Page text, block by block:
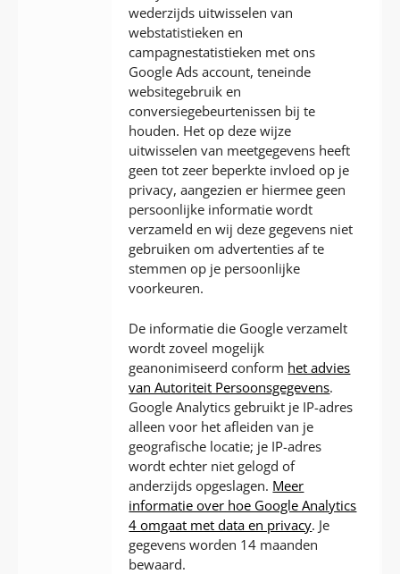
wederzijds uitwisselen van
webstatistieken en
campagnestatistieken met ons
Google Ads account, teneinde
websitegebruik en
conversiegebeurtenissen bij te
houden. Het op deze wijze
uitwisselen van meetgegevens heeft
geen tot zeer beperkte invloed op je
privacy, aangezien er hiermee geen
persoonlijke informatie wordt
verzameld en wij deze gegevens niet
gebruiken om advertenties af te
stemmen op je persoonlijke
voorkeuren.
De informatie die Google verzamelt
wordt zoveel mogelijk
geanonimiseerd conform het advies
van Autoriteit Persoonsgegevens.
Google Analytics gebruikt je IP-adres
alleen voor het afleiden van je
geografische locatie; je IP-adres
wordt echter niet gelogd of
anderzijds opgeslagen. Meer
informatie over hoe Google Analytics
4 omgaat met data en privacy. Je
gegevens worden 14 maanden
bewaard.